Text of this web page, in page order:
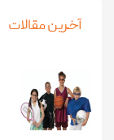
آخرین مقالات